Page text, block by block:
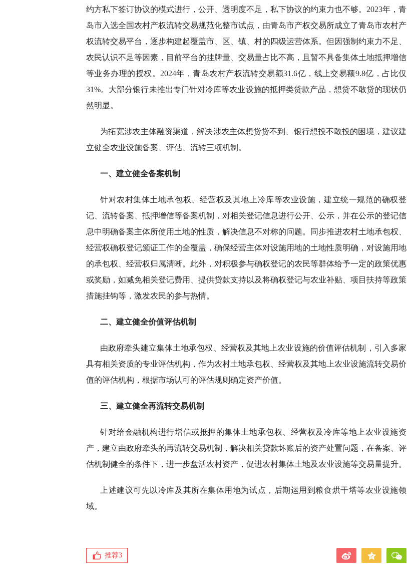
约方私下签订协议的模式进行，公开、透明度不足，私下协议的约束力也不够。2023年，青
岛市入选全国农村产权流转交易规范化整市试点，由青岛市产权交易所成立了青岛市农村产
权流转交易平台，逐步构建起覆盖市、区、镇、村的四级运营体系。但因强制约束力不足、
农民认识不足等因素，目前平台的挂牌量、交易量占比不高，且暂不具备集体土地抵押增信
等业务办理的授权。2024年，青岛农村产权流转交易额31.6亿，线上交易额9.8亿，占比仅
31%。大部分银行未推出专门针对冷库等农业设施的抵押类贷款产品，想贷不敢贷的现状仍
然明显。
为拓宽涉农主体融资渠道，解决涉农主体想贷贷不到、银行想投不敢投的困境，建议建
立健全农业设施备案、评估、流转三项机制。
一、 建立健全备案机制
针对农村集体土地承包权、经营权及其地上冷库等农业设施，建立统一规范的确权登
记、流转备案、抵押增信等备案机制，对相关登记信息进行公开、公示，并在公示的登记信
息中明确备案主体所使用土地的性质，解决信息不对称的问题。同步推进农村土地承包权、
经营权确权登记颁证工作的全覆盖，确保经营主体对设施用地的土地性质明确，对设施用地
的承包权、经营权归属清晰。此外，对积极参与确权登记的农民等群体给予一定的政策优惠
或奖励，如减免相关登记费用、提供贷款支持以及将确权登记与农业补贴、项目扶持等政策
措施挂钩等，激发农民的参与热情。
二、 建立健全价值评估机制
由政府牵头建立集体土地承包权、经营权及其地上农业设施的价值评估机制，引入多家
具有相关资质的专业评估机构，作为农村土地承包权、经营权及其地上农业设施流转交易价
值的评估机构，根据市场认可的评估规则确定资产价值。
三、 建立健全再流转交易机制
针对给金融机构进行增信或抵押的集体土地承包权、经营权及冷库等地上农业设施资
产，建立由政府牵头的再流转交易机制，解决相关贷款坏账后的资产处置问题，在备案、评
估机制健全的条件下，进一步盘活农村资产，促进农村集体土地及农业设施等交易量提升。
上述建议可先以冷库及其所在集体用地为试点，后期运用到粮食烘干塔等农业设施领
域。
推荐3